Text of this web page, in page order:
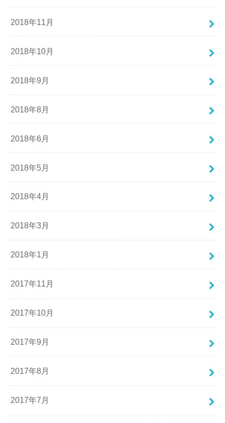
2018年11月
2018年10月
2018年9月
2018年8月
2018年6月
2018年5月
2018年4月
2018年3月
2018年1月
2017年11月
2017年10月
2017年9月
2017年8月
2017年7月